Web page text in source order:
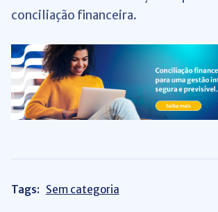
conciliação financeira.
Tags: Sem categoria